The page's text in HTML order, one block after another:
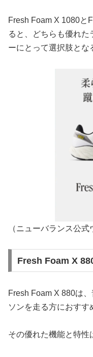
Fresh Foam X 1080と
ると、どちらも優れ
ーにとって選択肢とな
（ニューバランス公式
Fresh Foam X
Fresh Foam X 880は
ソンを走る方におすす
その優れた機能と特性